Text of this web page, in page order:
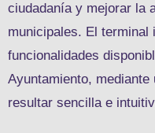
ciudadanía y mejorar la
municipales. El terminal
funcionalidades
Ayuntamiento,
resultar sencilla e